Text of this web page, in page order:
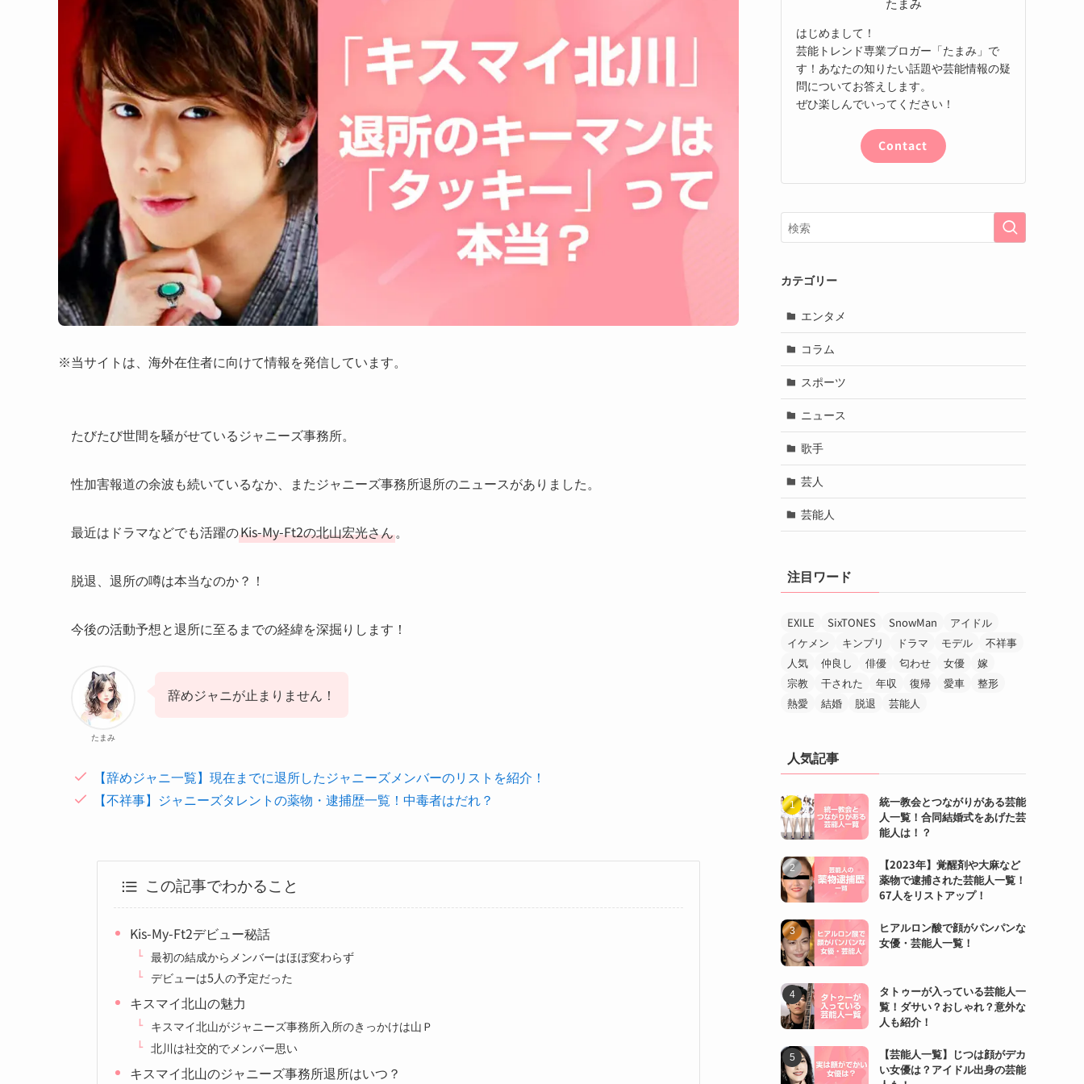
※当サイトは、海外在住者に向けて情報を発信しています。
たびたび世間を騒がせているジャニーズ事務所。
性加害報道の余波も続いているなか、またジャニーズ事務所退所のニュースがありました。
最近はドラマなどでも活躍のKis-My-Ft2の北山宏光さん。
脱退、退所の噂は本当なのか？！
今後の活動予想と退所に至るまでの経緯を深掘りします！
たまみ
辞めジャニが止まりません！
【辞めジャニ一覧】現在までに退所したジャニーズメンバーのリストを紹介！
【不祥事】ジャニーズタレントの薬物・逮捕歴一覧！中毒者はだれ？
この記事でわかること
Kis-My-Ft2デビュー秘話
最初の結成からメンバーはほぼ変わらず
デビューは5人の予定だった
キスマイ北山の魅力
キスマイ北山がジャニーズ事務所入所のきっかけは山Ｐ
北川は社交的でメンバー思い
キスマイ北山のジャニーズ事務所退所はいつ？
はじめまして！
芸能トレンド専業ブロガー「たまみ」で
す！あなたの知りたい話題や芸能情報の疑
問についてお答えします。
ぜひ楽しんでいってください！
Contact
カテゴリー
エンタメ
コラム
スポーツ
ニュース
歌手
芸人
芸能人
注目ワード
EXILE SixTONES SnowMan
アイドル
イケメン
キンプリ ドラマ モデル
不祥事
人気
仲良し 俳優 匂わせ 女優
嫁
宗教
干された 年収 復帰 愛車
整形
熱愛
結婚 脱退 芸能人
人気記事
統一教会とつながりがある芸能
人一覧！合同結婚式をあげた芸
能人は！？
【2023年】覚醒剤や大麻など
薬物で逮捕された芸能人一覧！
67人をリストアップ！
ヒアルロン酸で顔がパンパンな
女優・芸能人一覧！
タトゥーが入っている芸能人一
覧！ダサい？おしゃれ？意外な
人も紹介！
【芸能人一覧】じつは顔がデカ
い女優は？アイドル出身の芸能